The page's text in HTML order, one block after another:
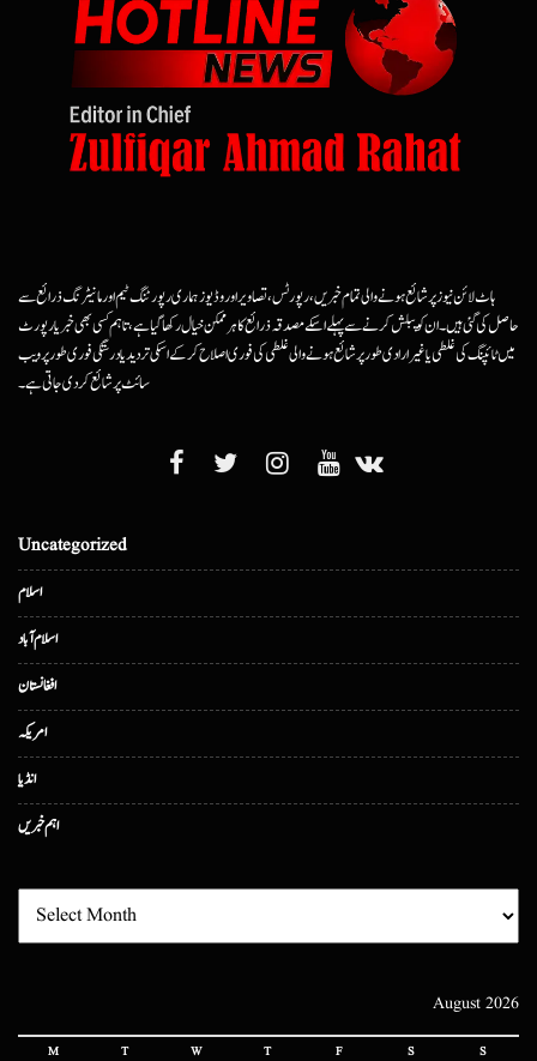
ہاٹ لائن نیوز پر شائع ہونے والی تمام خبریں، رپورٹس، تصاویر اور وڈیوز ہماری رپورٹنگ ٹیم اور مانیٹرنگ ذرائع سے
حاصل کی گئی ہیں۔ ان کو پبلش کرنے سے پہلے اسکے مصدقہ ذرائع کا ہرممکن خیال رکھا گیا ہے، تاہم کسی بھی خبر یا رپورٹ
میں ٹائپنگ کی غلطی یا غیرارادی طور پر شائع ہونے والی غلطی کی فوری اصلاح کرکے اسکی تردید یا درستگی فوری طور پر ویب
سائٹ پر شائع کردی جاتی ہے۔
Uncategorized
اسلام
اسلام آباد
افغانستان
امریکہ
انڈیا
اہم خبریں
August 2026
M T W T F S S